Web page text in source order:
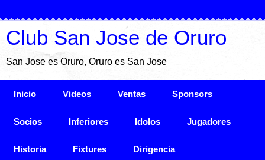
Club San Jose de Oruro
San Jose es Oruro, Oruro es San Jose
Inicio Videos Ventas Sponsors
Socios Inferiores Idolos Jugadores
Historia Fixtures Dirigencia